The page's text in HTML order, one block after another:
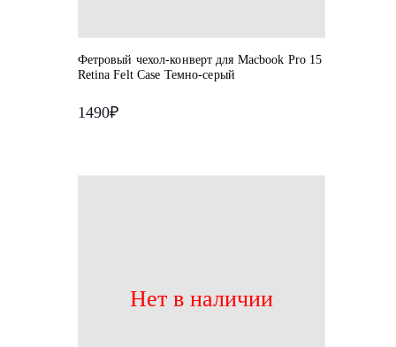
Фетровый чехол-конверт для Macbook Pro 15
Retina Felt Case Темно-серый
1490₽
Нет в наличии